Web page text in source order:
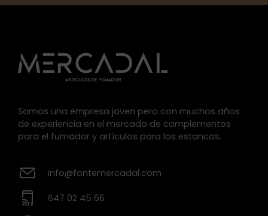
Somos una empresa joven pero con muchos años
de experiencia en el mercado de complementos
para el fumador y artículos para los estancos.
info@fontemercadal.com
647 02 45 66